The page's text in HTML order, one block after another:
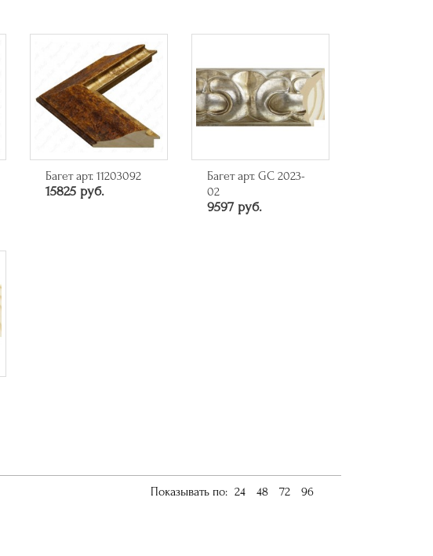
Багет арт. 11203092
15825 руб.
Багет арт. GC 2023-
02
9597 руб.
Показывать по: 24 48 72 96